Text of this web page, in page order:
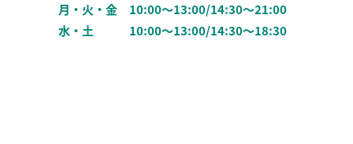
月・火・金
10:00～13:00/14:30～21:00
水・土
10:00～13:00/14:30～18:30